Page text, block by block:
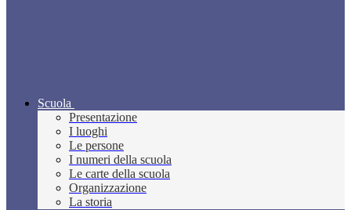
Scuola
Presentazione
I luoghi
Le persone
I numeri della scuola
Le carte della scuola
Organizzazione
La storia